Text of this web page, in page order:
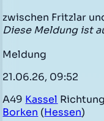
zwischen Fritzlar
Diese Meldung ist
Meldung
21.06.26, 09:52
A49 Kassel Richtung
Borken (Hessen)